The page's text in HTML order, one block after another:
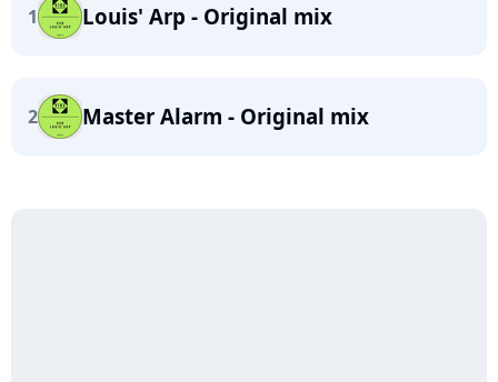
1 Louis' Arp - Original mix
2 Master Alarm - Original mix